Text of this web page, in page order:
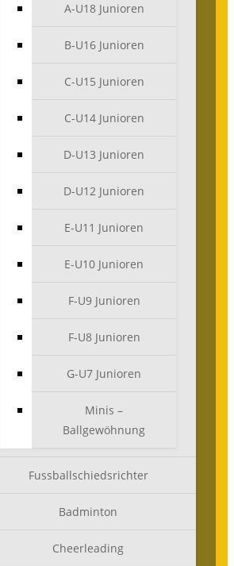
A-U18 Junioren
B-U16 Junioren
C-U15 Junioren
C-U14 Junioren
D-U13 Junioren
D-U12 Junioren
E-U11 Junioren
E-U10 Junioren
F-U9 Junioren
F-U8 Junioren
G-U7 Junioren
Minis –
Ballgewöhnung
Fussballschiedsrichter
Badminton
Cheerleading